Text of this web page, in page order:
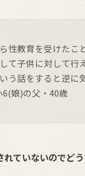
性教育を受けたこ
て子供に対して行
う話をすると逆に
娘)の父・40歳
れていないのでど